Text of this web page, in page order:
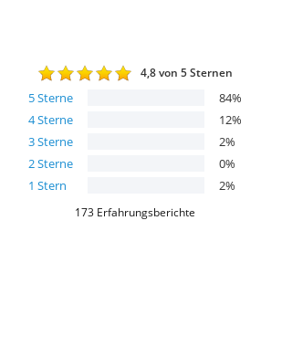
4,8von 5 Sternen
5Sterne 84%
4Sterne 12%
3Sterne 2%
2Sterne 0%
1 Stern 2%
173 Erfahrungsberichte